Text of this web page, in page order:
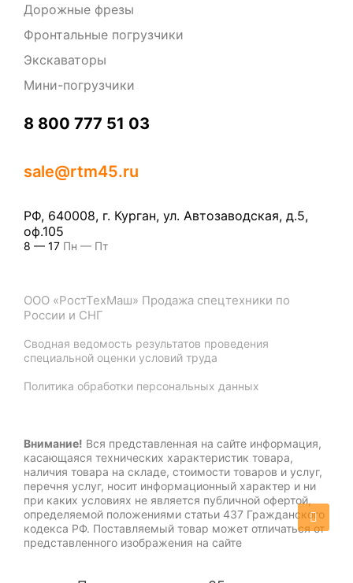
‎8 800 777 51 03
sale@rtm45.ru
РФ, 640008, г. Курган, ул. Автозаводская, д.5,
оф.105
8 — 17 Пн — Пт
ООО «РостТехМаш» Продажа спецтехники по
России и СНГ
Сводная ведомость результатов проведения
специальной оценки условий труда
Политика обработки персональных данных
Дорожные фрезы
Фронтальные погрузчики
Экскаваторы
Мини-погрузчики
Внимание! Вся представленная на сайте информация,
касающаяся технических характеристик товара,
наличия товара на складе, стоимости товаров и услуг,
перечня услуг, носит информационный характер и ни
при каких условиях не является публичной офертой,
определяемой положениями статьи 437 Гражданского
кодекса РФ. Поставляемый товар может отличаться от
представленного изображения на сайте